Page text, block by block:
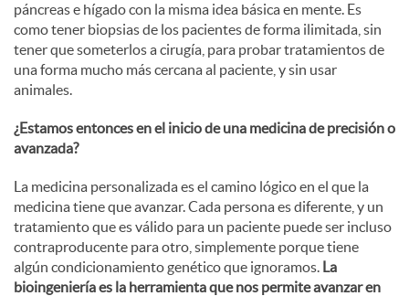
páncreas e hígado con la misma idea básica en mente. Es
como tener biopsias de los pacientes de forma ilimitada, sin
tener que someterlos a cirugía, para probar tratamientos de
una forma mucho más cercana al paciente, y sin usar
animales.
¿Estamos entonces en el inicio de una medicina de precisión o
avanzada?
La medicina personalizada es el camino lógico en el que la
medicina tiene que avanzar. Cada persona es diferente, y un
tratamiento que es válido para un paciente puede ser incluso
contraproducente para otro, simplemente porque tiene
algún condicionamiento genético que ignoramos. La
bioingeniería es la herramienta que nos permite avanzar en